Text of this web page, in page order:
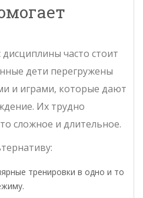
часто стоит
дети перегружены
и играми, которые дают
Их трудно
сложное и длительное.
тренировки в одно и то